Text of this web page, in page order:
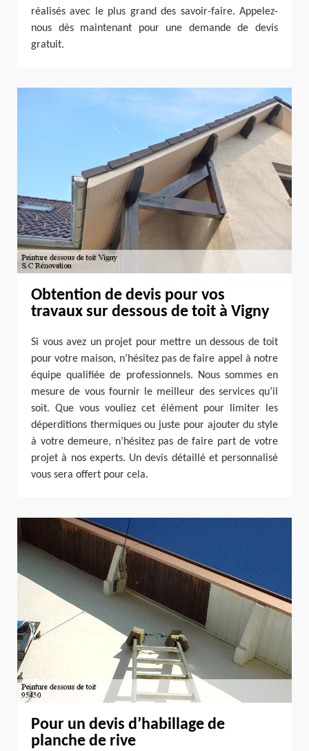
réalisés avec le plus grand des savoir-faire. Appelez-
nous dès maintenant pour une demande de devis
gratuit.
Obtention de devis pour vos
travaux sur dessous de toit à Vigny
Si vous avez un projet pour mettre un dessous de toit
pour votre maison, n’hésitez pas de faire appel à notre
équipe qualifiée de professionnels. Nous sommes en
mesure de vous fournir le meilleur des services qu’il
soit. Que vous vouliez cet élément pour limiter les
déperditions thermiques ou juste pour ajouter du style
à votre demeure, n’hésitez pas de faire part de votre
projet à nos experts. Un devis détaillé et personnalisé
vous sera offert pour cela.
Pour un devis d’habillage de
planche de rive